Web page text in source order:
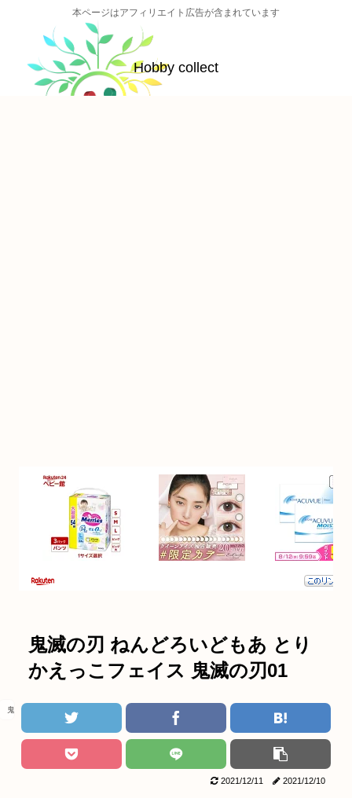
本ページはアフィリエイト広告が含まれています
Hobby collect
鬼滅の刃 ねんどろいどもあ とり
かえっこフェイス 鬼滅の刃01
鬼滅の刃
2021/12/11 2021/12/10